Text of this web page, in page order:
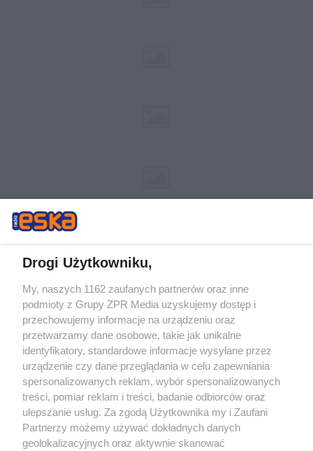
Żaden utwór zamieszczony w serwisie nie może być powielany i
rozpowszechniany lub dalej rozpowszechniany w jakikolwiek sposób (w
tym także elektroniczny lub mechaniczny) na jakimkolwiek polu
eksploatacji w jakiejkolwiek formie, włącznie z umieszczaniem w
Internecie bez pisemnej zgody właściciela praw. Jakiekolwiek użycie lub
wykorzystanie utworów w całości lub w części z naruszeniem prawa,
tzn. bez właściwej zgody, jest zabronione pod groźbą kary i może być
ścigane prawnie.
Drogi Użytkowniku,
My, naszych 1162 zaufanych partnerów oraz inne
podmioty z Grupy ZPR Media uzyskujemy dostęp i
przechowujemy informacje na urządzeniu oraz
przetwarzamy dane osobowe, takie jak unikalne
identyfikatory, standardowe informacje wysyłane przez
urządzenie czy dane przeglądania w celu zapewniania
spersonalizowanych reklam, wybór spersonalizowanych
treści, pomiar reklam i treści, badanie odbiorców oraz
ulepszanie usług. Za zgodą Użytkownika my i Zaufani
Partnerzy możemy używać dokładnych danych
geolokalizacyjnych oraz aktywnie skanować